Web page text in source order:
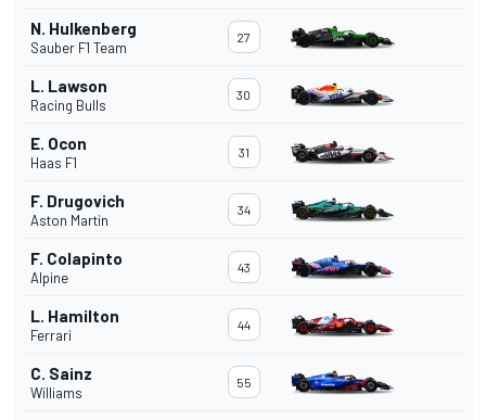
N. Hulkenberg
Sauber F1 Team
27
L. Lawson
Racing Bulls
30
E. Ocon
Haas F1
31
F. Drugovich
Aston Martin
34
F. Colapinto
Alpine
43
L. Hamilton
Ferrari
44
C. Sainz
Williams
55